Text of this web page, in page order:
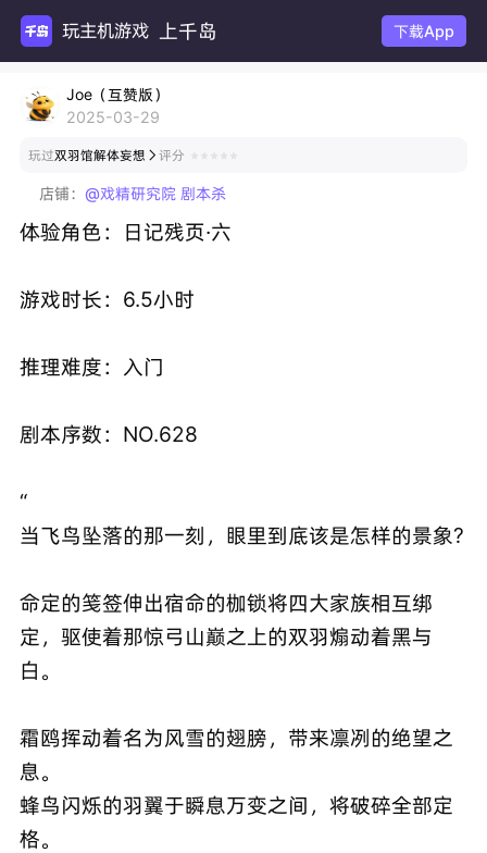
玩主机游戏 上千岛 下载App
Joe（互赞版）
2025-03-29
玩过双羽馆解体妄想  评分
店铺： @戏精研究院 剧本杀
体验角色：日记残页·六
游戏时长：6.5小时
推理难度：入门
剧本序数：NO.628
“
当飞鸟坠落的那一刻，眼里到底该是怎样的景象?
命定的笺签伸出宿命的枷锁将四大家族相互绑
定，驱使着那惊弓山巅之上的双羽煽动着黑与
白。
霜鸥挥动着名为风雪的翅膀，带来凛冽的绝望之
息。
蜂鸟闪烁的羽翼于瞬息万变之间，将破碎全部定
格。